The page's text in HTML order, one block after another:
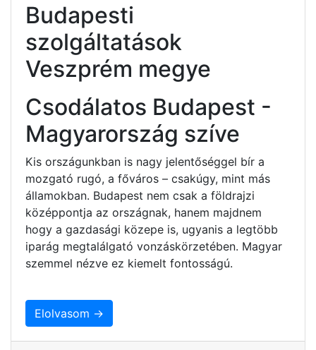
Budapesti
szolgáltatások
Veszprém megye
Csodálatos Budapest -
Magyarország szíve
Kis országunkban is nagy jelentőséggel bír a
mozgató rugó, a főváros – csakúgy, mint más
államokban. Budapest nem csak a földrajzi
középpontja az országnak, hanem majdnem
hogy a gazdasági közepe is, ugyanis a legtöbb
iparág megtalálgató vonzáskörzetében. Magyar
szemmel nézve ez kiemelt fontosságú.
Elolvasom →